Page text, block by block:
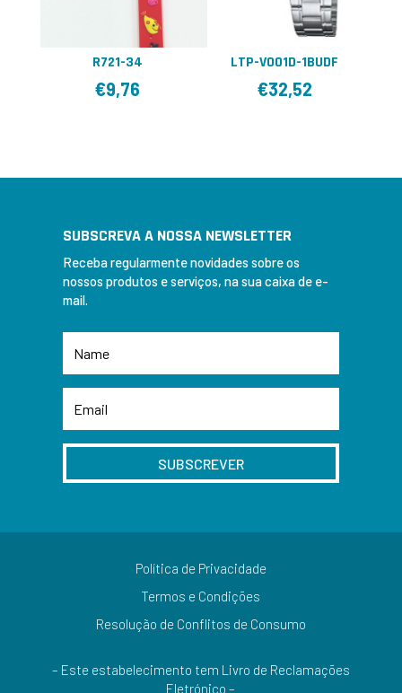
R721-34
€9,76
LTP-V001D-1BUDF
€32,52
SUBSCREVA A NOSSA NEWSLETTER
Receba regularmente novidades sobre os
nossos produtos e serviços, na sua caixa de e-
mail.
SUBSCREVER
Política de Privacidade
Termos e Condições
Resolução de Conflitos de Consumo
– Este estabelecimento tem Livro de Reclamações
Eletrónico –